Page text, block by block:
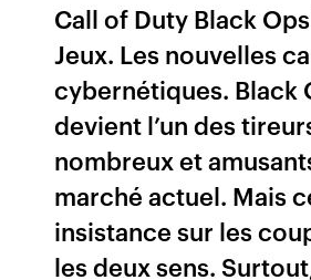
Call of Duty Black
Jeux. Les nouvelles
cybernétiques. Black
devient l’un des
nombreux et
marché actuel. Mais
insistance sur les
les deux sens.